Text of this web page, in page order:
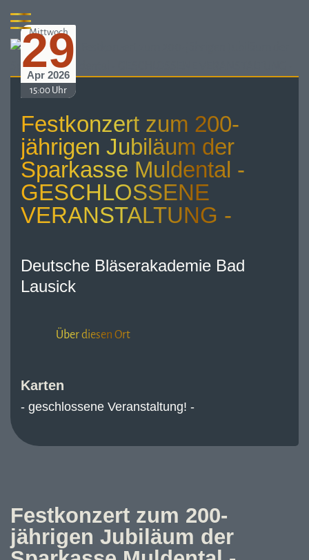
Mittwoch
29
Apr 2026
15:00 Uhr
Festkonzert zum 200-
jährigen Jubiläum der
Sparkasse Muldental -
GESCHLOSSENE
VERANSTALTUNG -
Deutsche Bläserakademie Bad
Lausick
Über diesen Ort
Karten
- geschlossene Veranstaltung! -
Festkonzert zum 200-
jährigen Jubiläum der